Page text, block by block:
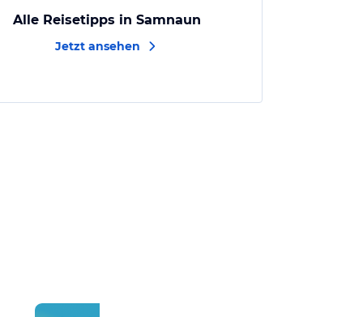
Alle Reisetipps in Samnaun
Jetzt ansehen